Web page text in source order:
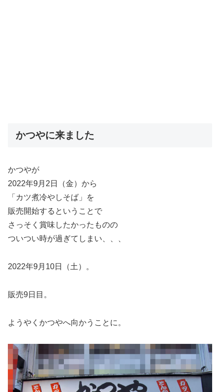
かつやに来ました
かつやが
2022年9月2日（金）から
「カツ煮冷やしそば」を
販売開始するということで
さっそく賞味したかったものの
ついつい時が過ぎてしまい、、、
2022年9月10日（土）。
販売9日目。
ようやくかつやへ向かうことに。